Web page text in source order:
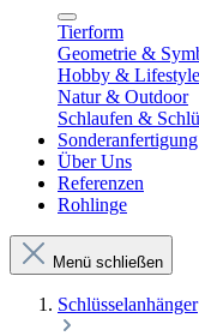
Tierform
Geometrie &
Hobby & Lifestyle
Natur & Outdoor
Schlaufen &
Sonderanfertigung
Über Uns
Referenzen
Rohlinge
Menü schließen
Schlüsselanhänger